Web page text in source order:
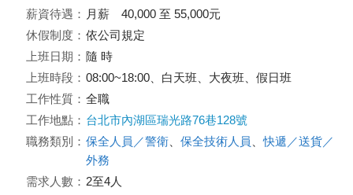
薪資待遇： 月薪 40,000 至 55,000元
休假制度： 依公司規定
上班日期： 隨 時
上班時段： 08:00~18:00、白天班、大夜班、假日班
工作性質： 全職
工作地點： 台北市內湖區瑞光路76巷128號
職務類別： 保全人員／警衛 保全技術人員 、快遞／送貨／
外務
需求人數： 2至4人